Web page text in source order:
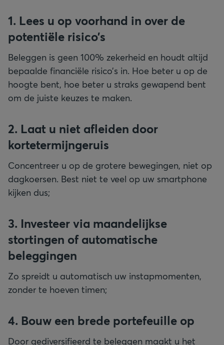
1. Lees u op voorhand in over de
potentiële risico’s
Beleggen is geen 100% zekerheid en houdt altijd
bepaalde financiële risico’s in. Hoe beter u op de
hoogte bent, hoe beter u straks gewapend bent
om de juiste keuzes te maken.
2. Laat u niet afleiden door
kortetermijngeruis
Concentreer u op de grotere bewegingen, niet op
dagkoersen. Best niet te veel op uw smartphone
kijken dus;
3. Investeer via maandelijkse
stortingen of automatische
beleggingen
Zo spreidt u automatisch uw instapmomenten,
zonder te hoeven timen;
4. Bouw een brede portefeuille op
Door gediversifieerd te beleggen maakt u het